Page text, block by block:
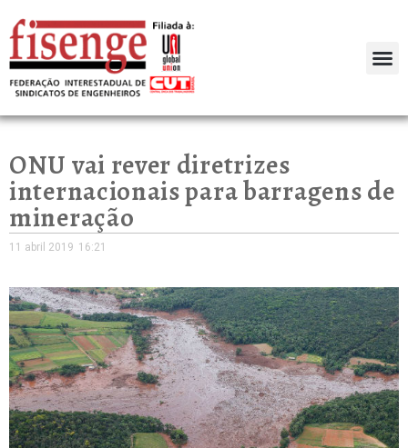
ONU vai rever diretrizes
internacionais para barragens de
mineração
11 abril 2019 16:21